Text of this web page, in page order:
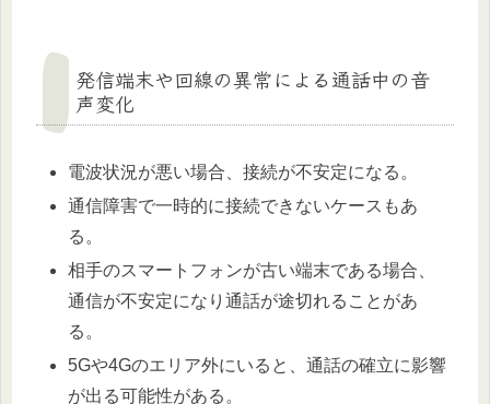
発信端末や回線の異常による通話中の音
声変化
電波状況が悪い場合、接続が不安定になる。
通信障害で一時的に接続できないケースもあ
る。
相手のスマートフォンが古い端末である場合、
通信が不安定になり通話が途切れることがあ
る。
5Gや4Gのエリア外にいると、通話の確立に影響
が出る可能性がある。